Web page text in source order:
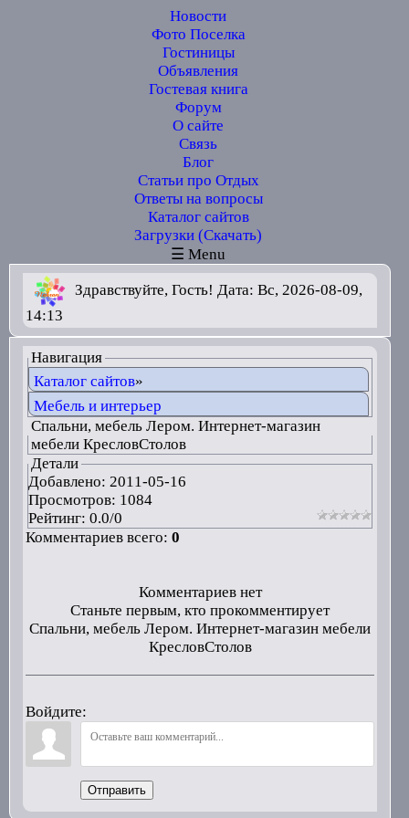
Новости
Фото Поселка
Гостиницы
Объявления
Гостевая книга
Форум
О сайте
Связь
Блог
Статьи про Отдых
Ответы на вопросы
Каталог сайтов
Загрузки (Скачать)
☰ Menu
Здравствуйте, Гость! Дата: Вс, 2026-08-09,
14:13
Навигация
Каталог сайтов»
Мебель и интерьер
Спальни, мебель Лером. Интернет-магазин
мебели КресловСтолов
Детали
Добавлено: 2011-05-16
Просмотров: 1084
Рейтинг: 0.0/0
Комментариев всего: 0
Комментариев нет
Станьте первым, кто прокомментирует
Спальни, мебель Лером. Интернет-магазин мебели
КресловСтолов
Войдите:
Отправить